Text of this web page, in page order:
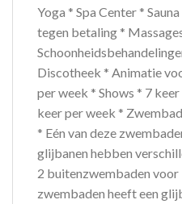
Yoga * Spa Center *
tegen betaling *
Discotheek * Animatie
per week * Shows * 7
keer per week *
* Eén van deze
glijbanen hebben
2 buitenzwembaden voor
zwembaden heeft een